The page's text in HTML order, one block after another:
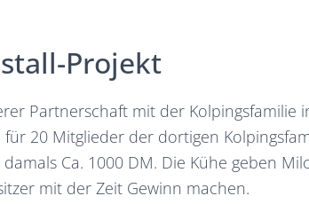
Projekt
Partnerschaft mit der Kolpingsfamilie
20 Mitglieder der dortigen
Ca. 1000 DM. Die Kühe geben
mit der Zeit Gewinn machen.